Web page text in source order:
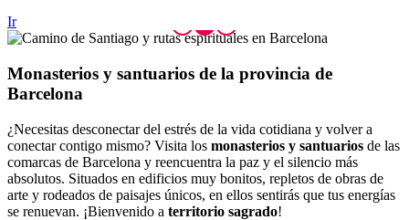
Ir
Monasterios y santuarios de la provincia de
Barcelona
¿Necesitas desconectar del estrés de la vida cotidiana y volver a
conectar contigo mismo? Visita los monasterios y santuarios de las
comarcas de Barcelona y reencuentra la paz y el silencio más
absolutos. Situados en edificios muy bonitos, repletos de obras de
arte y rodeados de paisajes únicos, en ellos sentirás que tus energías
se renuevan. ¡Bienvenido a territorio sagrado!